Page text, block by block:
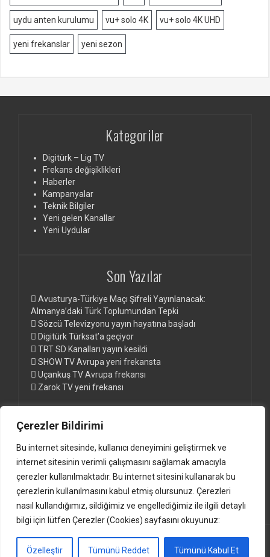
Çerezler Bildirimi
Bu internet sitesinde, kullanıcı deneyimini geliştirmek ve
internet sitesinin verimli çalışmasını sağlamak amacıyla
çerezler kullanılmaktadır. Bu internet sitesini kullanarak bu
çerezlerin kullanılmasını kabul etmiş olursunuz. Çerezleri
nasıl kullandığımız, sildiğimiz ve engellediğimiz ile ilgili detaylı
bilgi için lütfen Çerezler (Cookies) sayfasını okuyunuz:
Özelleştir Tümünü Reddet Tümünü Kabul Et
uydu anten kurulumu vu+ solo 4K vu+ solo 4K UHD
yeni frekanslar yeni sezon
Kategoriler
Digitürk – Lig TV
Frekans değişiklikleri
Haberler
Kampanyalar
Teknik Bilgiler
Yeni gelen Kanallar
Yeni Uydular
Son Yazılar
Avusturya-Türkiye Maçı Şifreli Yayınlanacak:
Almanya’daki Türk Toplumundan Tepki
Sözcü Televizyonu yayın hayatına başladı
Digitürk Türksat’a geçiyor
TRT SD Kanalları yayın kesildi
SHOW TV Avrupa yeni frekansta
Uçankuş TV Avrupa frekansı
Zarok TV yeni frekansı
Digitürk Euro ve Digitürk Play Paketleri
Digitürk Kanal Listesi ve Frekansları
Güncel Türksat Frekansları www.anten.de
(c)2000-2024 www.anten.de |Impressum